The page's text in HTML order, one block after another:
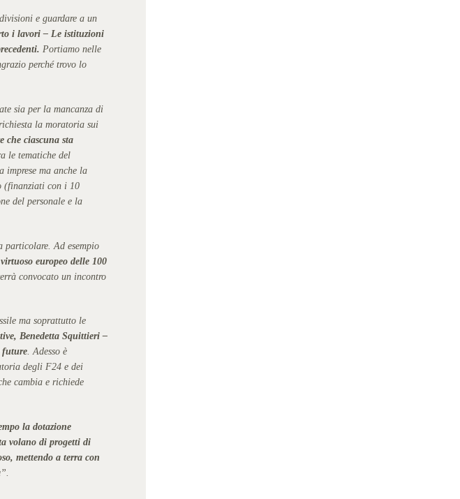
e guardare a un
i lavori – Le istituzioni
Portiamo nelle
perché trovo lo
sia per la mancanza di
la moratoria sui
che ciascuna sta
le tematiche del
imprese ma anche la
(finanziati con i 10
del personale e la
particolare. Ad esempio
europeo delle 100
convocato un incontro
ma soprattutto le
Benedetta Squittieri –
future. Adesso è
degli F24 e dei
cambia e richiede
la dotazione
volano di progetti di
mettendo a terra con
”.